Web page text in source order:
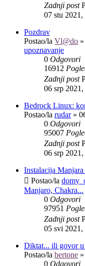
Zadnji post
07 stu 2021,
Pozdrav
Postao/la Vl@do »
upoznavanje
0 Odgovori
16912
Zadnji post
06 srp
Bedrock Linux:
Postao/la rudar»
0 Odgovori
95007
Zadnji post
06 srp
Instalacija
Postao/la
Manjaro, Chakra...
0 Odgovori
97951
Zadnji post
05 svi 2021,
Diktat... ili govor u
Postao/la bertone »
0 Odgovori